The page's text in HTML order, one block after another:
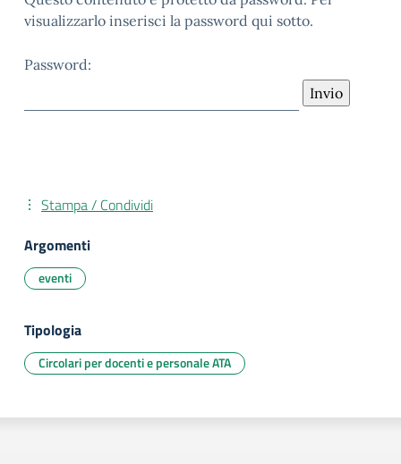
visualizzarlo inserisci la password qui sotto.
Password:
Stampa / Condividi
Argomenti
eventi
Tipologia
Circolari per docenti e personale ATA